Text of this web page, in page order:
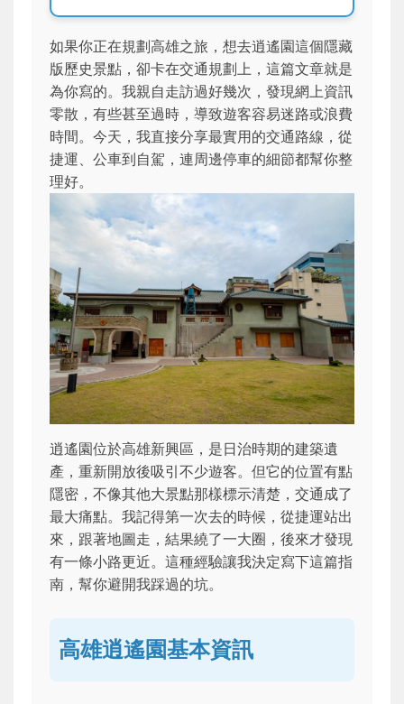
如果你正在規劃高雄之旅，想去逍遙園這個隱藏
版歷史景點，卻卡在交通規劃上，這篇文章就是
為你寫的。我親自走訪過好幾次，發現網上資訊
零散，有些甚至過時，導致遊客容易迷路或浪費
時間。今天，我直接分享最實用的交通路線，從
捷運、公車到自駕，連周邊停車的細節都幫你整
理好。
逍遙園位於高雄新興區，是日治時期的建築遺
產，重新開放後吸引不少遊客。但它的位置有點
隱密，不像其他大景點那樣標示清楚，交通成了
最大痛點。我記得第一次去的時候，從捷運站出
來，跟著地圖走，結果繞了一大圈，後來才發現
有一條小路更近。這種經驗讓我決定寫下這篇指
南，幫你避開我踩過的坑。
高雄逍遙園基本資訊